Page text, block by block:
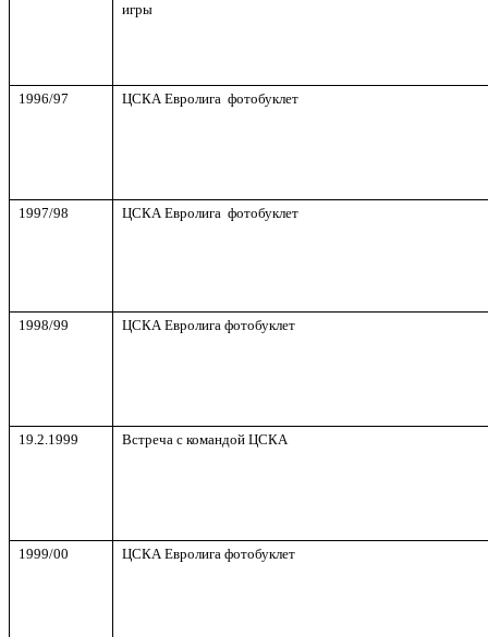
игры
1996/97 ЦСКА Евролига фотобуклет
1997/98 ЦСКА Евролига фотобуклет
1998/99 ЦСКА Евролига фотобуклет
19.2.1999 Встреча с командой ЦСКА
1999/00 ЦСКА Евролига фотобуклет